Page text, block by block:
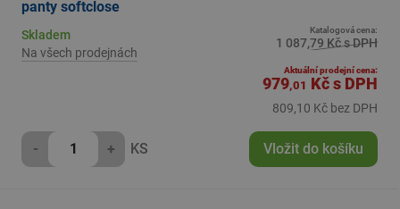
panty softclose
Skladem
Na všech prodejnách
Katalogová cena:
1 087,79 Kč s DPH
Aktuální prodejní cena:
979,01 Kčs DPH
809,10 Kč bez DPH
- + KS Vložit do košíku